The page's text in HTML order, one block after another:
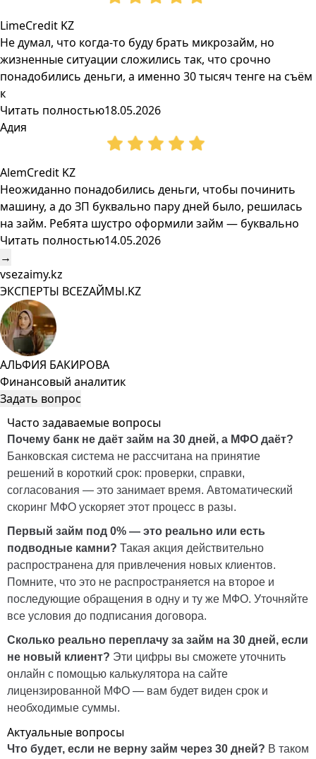
LimeCredit KZ
Не думал, что когда-то буду брать микрозайм, но
жизненные ситуации сложились так, что срочно
понадобились деньги, а именно 30 тысяч тенге на съём
к
Читать полностью18.05.2026
Адия
AlemCredit KZ
Неожиданно понадобились деньги, чтобы починить
машину, а до ЗП буквально пару дней было, решилась
на займ. Ребята шустро оформили займ — буквально
Читать полностью14.05.2026
→
vsezaimy.kz
ЭКСПЕРТЫ ВСЕZAЙМЫ.KZ
АЛЬФИЯ БАКИРОВА
Финансовый аналитик
Задать вопрос
Часто задаваемые вопросы
Почему банк не даёт займ на 30 дней, а МФО даёт?
Банковская система не рассчитана на принятие
решений в короткий срок: проверки, справки,
согласования — это занимает время. Автоматический
скоринг МФО ускоряет этот процесс в разы.
Первый займ под 0% — это реально или есть
подводные камни? Такая акция действительно
распространена для привлечения новых клиентов.
Помните, что это не распространяется на второе и
последующие обращения в одну и ту же МФО. Уточняйте
все условия до подписания договора.
Сколько реально переплачу за займ на 30 дней, если
не новый клиент? Эти цифры вы сможете уточнить
онлайн с помощью калькулятора на сайте
лицензированной МФО — вам будет виден срок и
необходимые суммы.
Актуальные вопросы
Что будет, если не верну займ через 30 дней? В таком